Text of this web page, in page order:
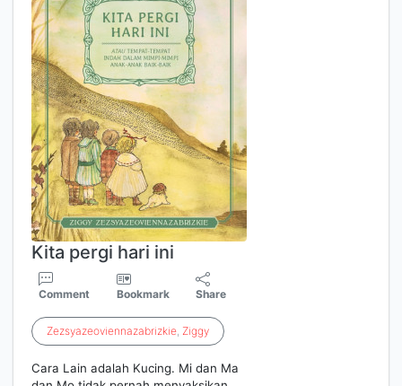
Kita pergi hari ini
Comment Bookmark Share
Zezsyazeoviennazabrizkie, Ziggy
Cara Lain adalah Kucing. Mi dan Ma